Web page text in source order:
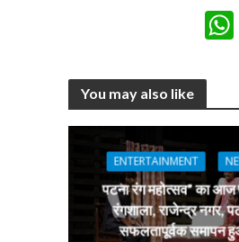
You may also like
ENTERTAINMENT
पटना रंग महोत्सव” का
रंगशाला, राजेन्द्र नगर,
सफलतापूर्वक समापन